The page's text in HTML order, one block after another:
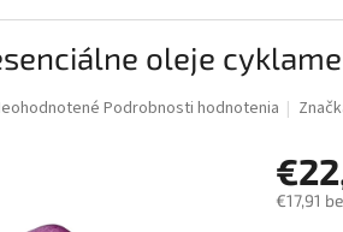
oleje
Podrobnosti hodnotenia
€17,91